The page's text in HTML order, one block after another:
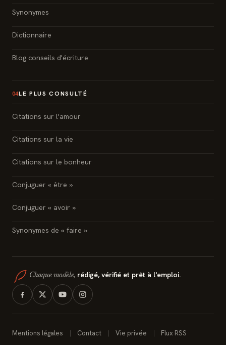
Synonymes
Dictionnaire
Blog conseils d'écriture
04LE PLUS CONSULTÉ
Citations sur l'amour
Citations sur la vie
Citations sur le bonheur
Conjuguer « être »
Conjuguer « avoir »
Synonymes de « faire »
Chaque modèle, rédigé, vérifié et prêt à l'emploi.
Mentions légales Contact Vie privée Flux RSS